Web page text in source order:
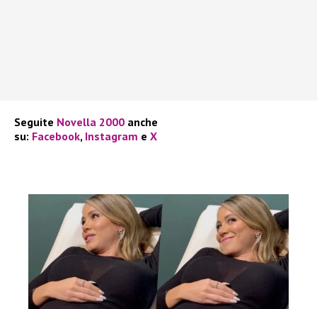
Seguite Novella 2000 anche
su: Facebook, Instagram e X